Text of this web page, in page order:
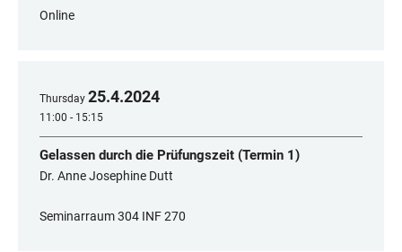
Online
Thursday 25.4.2024
11:00 - 15:15
Gelassen durch die Prüfungszeit (Termin 1)
Dr. Anne Josephine Dutt
Seminarraum 304 INF 270